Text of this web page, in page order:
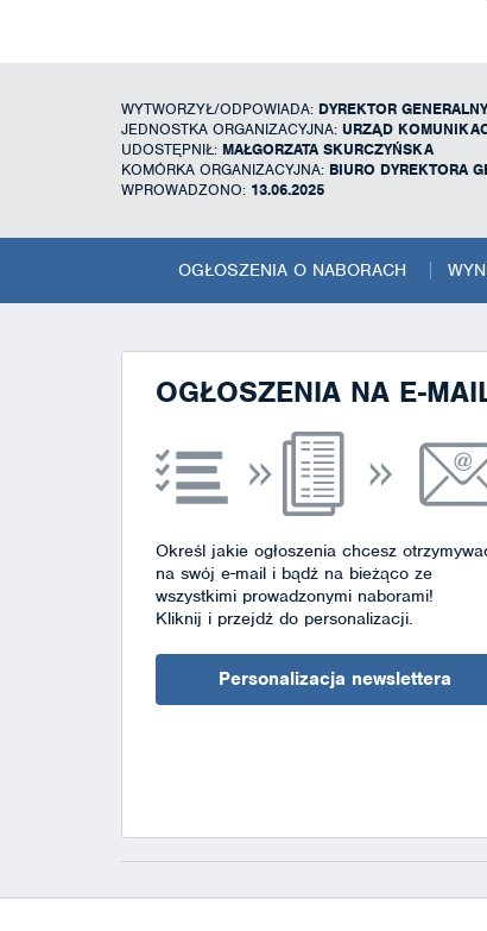
WYTWORZYŁ/ODPOWIADA: DYREKTOR GENERALNY
JEDNOSTKA ORGANIZACYJNA: URZĄD
UDOSTĘPNIŁ: MAŁGORZATA SKURCZYŃSKA
KOMÓRKA ORGANIZACYJNA: BIURO DYREKTORA
WPROWADZONO: 13.06.2025
OGŁOSZENIA O NABORACH
OGŁOSZENIA NA E-
Określ jakie ogłoszenia chcesz
na swój e-mail i bądź na bieżąco ze
wszystkimi prowadzonymi naborami!
Kliknij i przejdź do personalizacji.
Personalizacja newslettera